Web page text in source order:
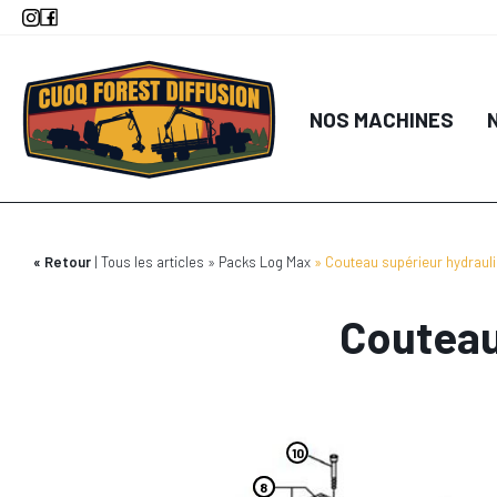
Aller
principal
NOS MACHINES
Retour Tous les articles Packs Log Max Couteau supérieur
8
8
10